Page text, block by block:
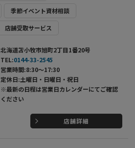
季節イベント資材相談
店舗受取サービス
北海道苫小牧市旭町2丁目1番20号
TEL:0144-33-2545
営業時間:8:30～17:30
定休日:土曜日・日曜日・祝日
※最新の日程は営業日カレンダーにてご確認
ください
店舗詳細